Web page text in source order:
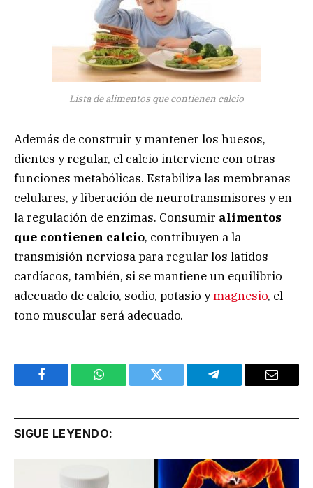
Lista de alimentos que contienen calcio
Además de construir y mantener los huesos,
dientes y regular, el calcio interviene con otras
funciones metabólicas. Estabiliza las membranas
celulares, y liberación de neurotransmisores y en
la regulación de enzimas. Consumir alimentos
que contienen calcio, contribuyen a la
transmisión nerviosa para regular los latidos
cardíacos, también, si se mantiene un equilibrio
adecuado de calcio, sodio, potasio ymagnesio, el
tono muscular será adecuado.
Facebook WhatsApp Twitter Telegram Email
SIGUE LEYENDO: